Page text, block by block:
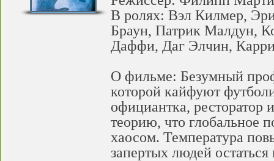
В ролях: Вэл Килмер,
Браун, Патрик Малдун,
Даффи, Даг Элчин,
О фильме: Безумный
которой кайфуют
официантка, ресторатор
теорию, что глобальное
хаосом. Температура
запертых людей